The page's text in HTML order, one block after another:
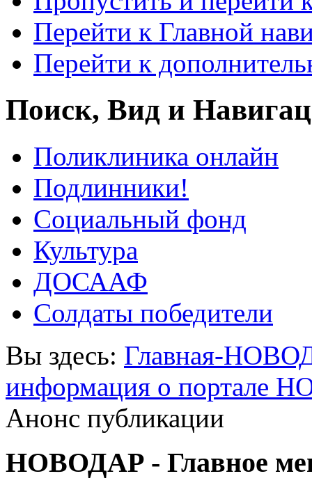
Перейти к Главной
Перейти к
Поиск, Вид и
Поликлиника онлайн
Подлинники!
Социальный фонд
Культура
ДОСААФ
Солдаты победители
Вы здесь: Главная-
информация о портале
Анонс публикации
НОВОДАР - Главное